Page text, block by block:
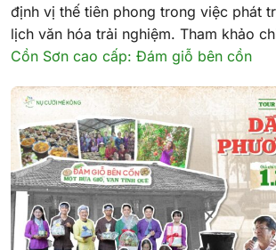
định vị thế tiên phong trong việc phát
lịch văn hóa trải nghiệm. Tham khảo
Cồn Sơn cao cấp: Đám giỗ bên cồn